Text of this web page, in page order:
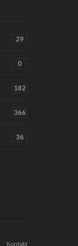
29
0
182
366
36
Kontakt